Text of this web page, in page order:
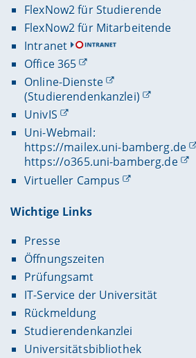
FlexNow2 für Studierende
FlexNow2 für Mitarbeitende
Intranet
Office 365
Online-Dienste
(Studierendenkanzlei)
UnivIS
Uni-Webmail:
https://mailex.uni-bamberg.de
https://o365.uni-bamberg.de
Virtueller Campus
Wichtige Links
Presse
Öffnungszeiten
Prüfungsamt
IT-Service der Universität
Rückmeldung
Studierendenkanzlei
Universitätsbibliothek